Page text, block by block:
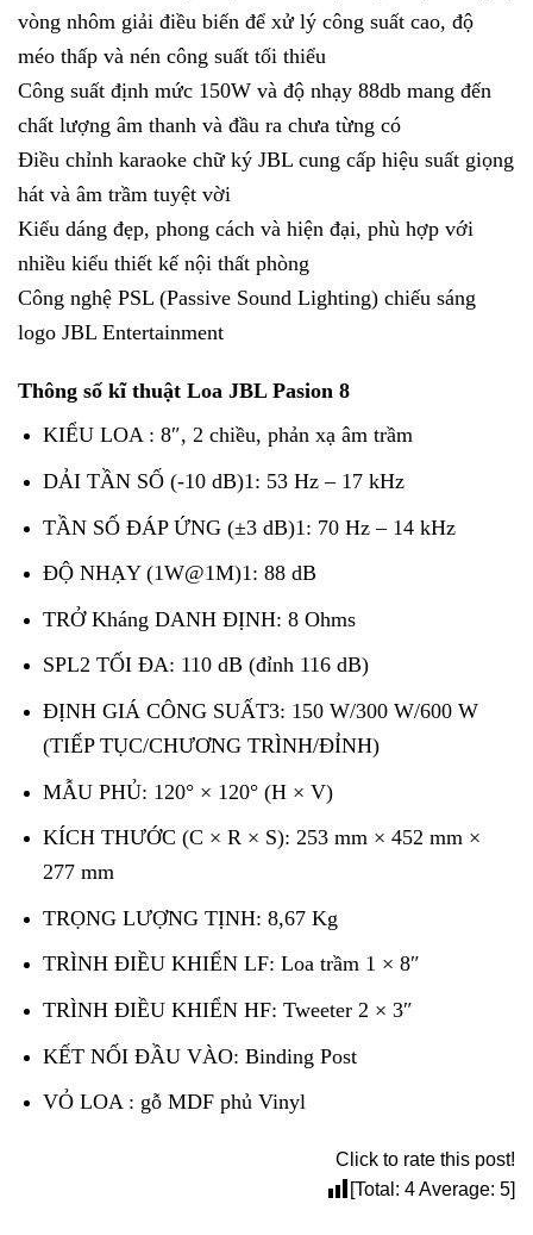
vòng nhôm giải điều biến để xử lý công suất cao, độ
méo thấp và nén công suất tối thiểu
Công suất định mức 150W và độ nhạy 88db mang đến
chất lượng âm thanh và đầu ra chưa từng có
Điều chỉnh karaoke chữ ký JBL cung cấp hiệu suất giọng
hát và âm trầm tuyệt vời
Kiểu dáng đẹp, phong cách và hiện đại, phù hợp với
nhiều kiểu thiết kế nội thất phòng
Công nghệ PSL (Passive Sound Lighting) chiếu sáng
logo JBL Entertainment
Thông số kĩ thuật Loa JBL Pasion 8
KIỂU LOA : 8″, 2 chiều, phản xạ âm trầm
DẢI TẦN SỐ (-10 dB)1: 53 Hz – 17 kHz
TẦN SỐ ĐÁP ỨNG (±3 dB)1: 70 Hz – 14 kHz
ĐỘ NHẠY (1W@1M)1: 88 dB
TRỞ Kháng DANH ĐỊNH: 8 Ohms
SPL2 TỐI ĐA: 110 dB (đỉnh 116 dB)
ĐỊNH GIÁ CÔNG SUẤT3: 150 W/300 W/600 W
(TIẾP TỤC/CHƯƠNG TRÌNH/ĐỈNH)
MẪU PHỦ: 120° × 120° (H × V)
KÍCH THƯỚC (C × R × S): 253 mm × 452 mm ×
277 mm
TRỌNG LƯỢNG TỊNH: 8,67 Kg
TRÌNH ĐIỀU KHIỂN LF: Loa trầm 1 × 8″
TRÌNH ĐIỀU KHIỂN HF: Tweeter 2 × 3″
KẾT NỐI ĐẦU VÀO: Binding Post
VỎ LOA : gỗ MDF phủ Vinyl
Click to rate this post!
[Total: 4Average: 5]